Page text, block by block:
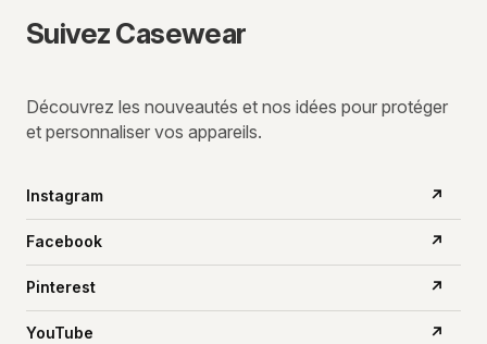
Suivez Casewear
Découvrez les nouveautés et nos idées pour protéger
et personnaliser vos appareils.
Instagram ↗
Facebook ↗
Pinterest ↗
YouTube ↗